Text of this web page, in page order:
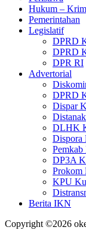
Hukum –
Pemerintahan
Legislatif
DPRD
DPRD
DPR RI
Advertorial
DPRD
Dispar
DLHK
Dispora
Pemkab
DP3A
Prokom
KPU
Berita IKN
Copyright ©2026